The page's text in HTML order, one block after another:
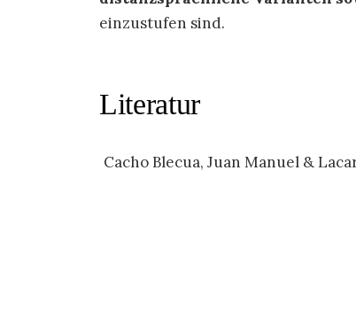
einzustufen sind.
Literatur
Cacho Blecua, Juan Manuel &